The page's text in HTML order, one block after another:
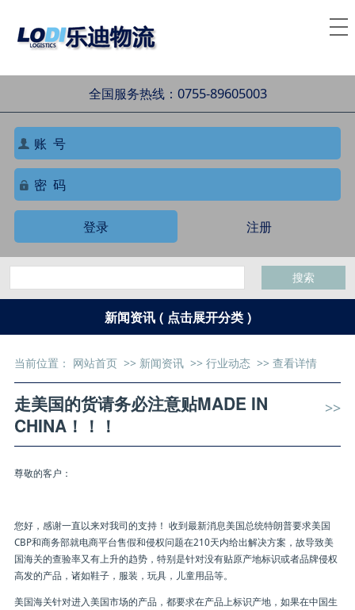
全国服务热线：0755-89605003
登录 注册
搜索
新闻资讯 ( 点击展开分类 )
当前位置： 网站首页>> 新闻资讯>> 行业动态>> 查看详情
走美国的货请务必注意贴MADE IN
CHINA！！！
>>
尊敬的客户：
您好，感谢一直以来对我司的支持！ 收到最新消息美国总统特朗普要求美国
CBP和商务部就电商平台售假和侵权问题在210天内给出解决方案，故导致美
国海关的查验率又有上升的趋势，特别是针对没有贴原产地标识或者品牌侵权
高发的产品，诸如鞋子，服装，玩具，儿童用品等。
美国海关针对进入美国市场的产品，都要求在产品上标识产地，如果在中国生